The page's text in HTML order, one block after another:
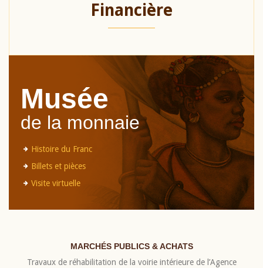
Financière
Musée
de la monnaie
Histoire du Franc
Billets et pièces
Visite virtuelle
MARCHÉS PUBLICS & ACHATS
Travaux de réhabilitation de la voirie intérieure de l’Agence